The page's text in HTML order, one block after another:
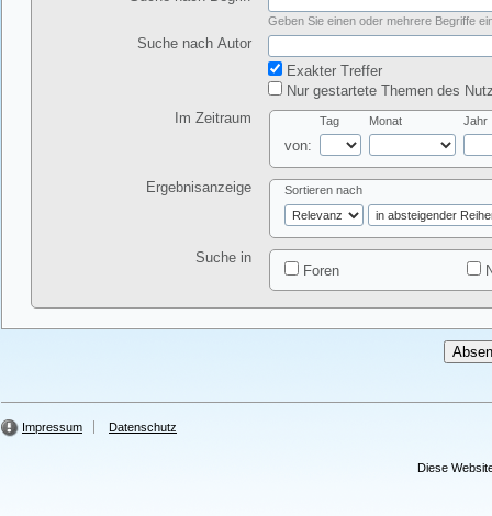
Geben Sie einen oder mehrere Begriffe
Suche nach Autor
Exakter Treffer
Nur gestartete Themen des
Im Zeitraum
von:
Tag Monat Jahr
Ergebnisanzeige Sortieren nach
Suche in
Foren
Impressum Datenschutz
Diese